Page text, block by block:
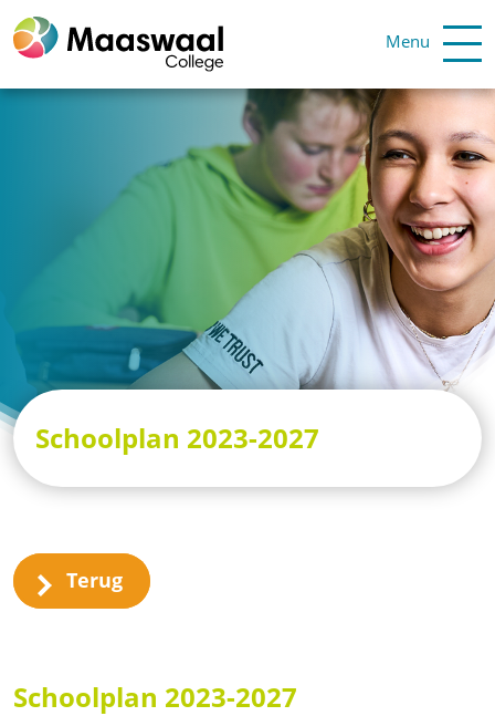
Menu
Schoolplan 2023-2027
Terug
Schoolplan 2023-2027